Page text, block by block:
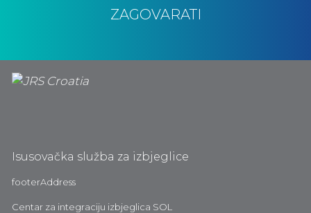
ZAGOVARATI
Isusovačka služba za izbjeglice
footerAddress
Centar za integraciju izbjeglica SOL